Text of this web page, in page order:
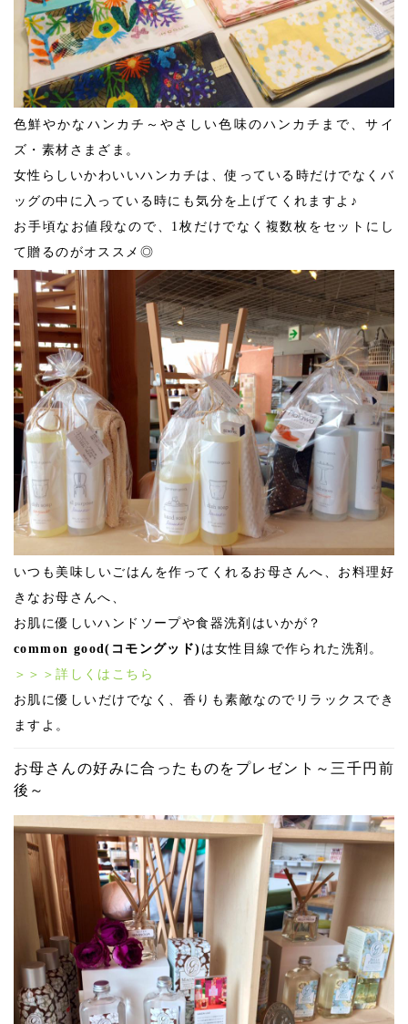
色鮮やかなハンカチ～やさしい色味のハンカチまで、サイ
ズ・素材さまざま。
女性らしいかわいいハンカチは、使っている時だけでなくバ
ッグの中に入っている時にも気分を上げてくれますよ♪
お手頃なお値段なので、1枚だけでなく複数枚をセットにし
て贈るのがオススメ◎
いつも美味しいごはんを作ってくれるお母さんへ、お料理好
きなお母さんへ、
お肌に優しいハンドソープや食器洗剤はいかが？
common good(コモングッド) は女性目線で作られた洗剤。
＞＞＞詳しくはこちら
お肌に優しいだけでなく、香りも素敵なのでリラックスでき
ますよ。
お母さんの好みに合ったものをプレゼント～三千円前
後～